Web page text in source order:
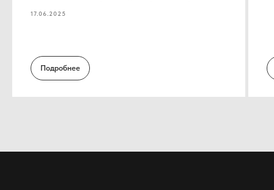
17.06.2025
Подробнее